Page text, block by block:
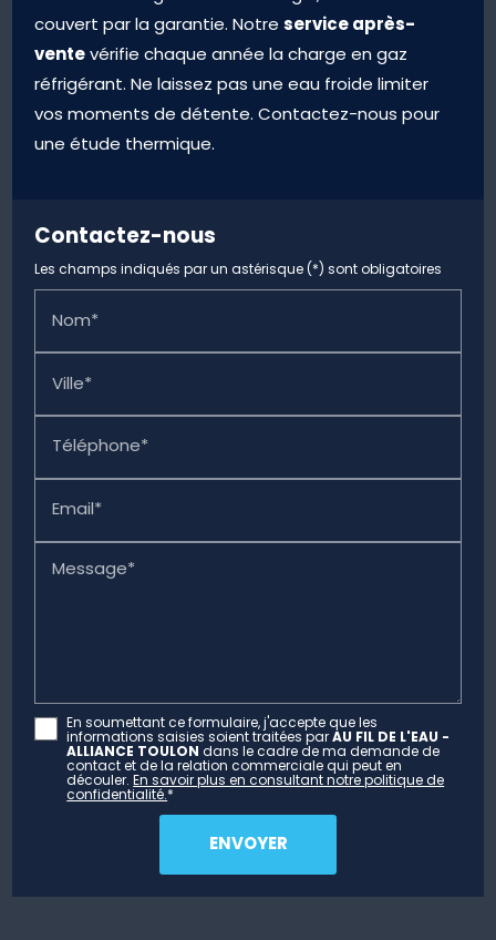
couvert par la garantie. Notreservice après-
ventevérifie chaque année la charge en gaz
réfrigérant. Ne laissez pas une eau froide limiter
vos moments de détente. Contactez-nous pour
une étude thermique.
Contactez-nous
Les champs indiqués par un astérisque (*) sont obligatoires
Nom*
Ville*
Téléphone*
Email*
Message*
En soumettant ce formulaire, j'accepte que les
informations saisies soient traitées parAU FIL DE L'EAU -
ALLIANCE TOULON dans le cadre de ma demande de
contact et de la relation commerciale qui peut en
découler.En savoir plus en consultant notre politique de
confidentialité.*